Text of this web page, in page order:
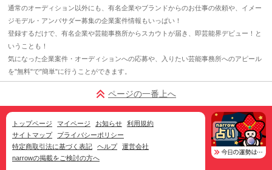
通常のオーディション以外にも、有名企業やブランドからのお仕事の依頼や、イメー
ジモデル・アンバサダー募集の企業案件情報もいっぱい！
登録するだけで、有名企業や芸能事務所からスカウトが届き、即芸能界デビュー！と
いうことも！
気になった企業案件・オーディションへの応募や、入りたい芸能事務所へのアピール
を"無料"で"簡単"に行うことができます。
ページの一番上へ
トップページ マイページ お知らせ
利用規約
サイトマップ
プライバシーポリシー
特定商取引法に基づく表記
ヘルプ
運営会社
narrowの掲載をご検討の方へ